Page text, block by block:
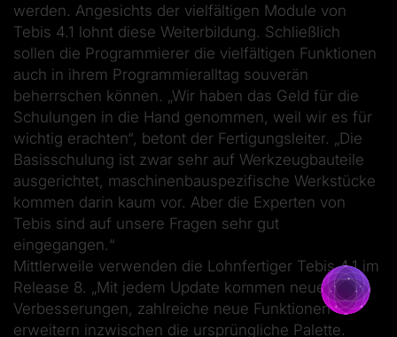
werden. Angesichts der vielfältigen Module von
Tebis 4.1 lohnt diese Weiterbildung. Schließlich
sollen die Programmierer die vielfältigen Funktionen
auch in ihrem Programmieralltag souverän
beherrschen können. „Wir haben das Geld für die
Schulungen in die Hand genommen, weil wir es für
wichtig erachten“, betont der Fertigungsleiter. „Die
Basisschulung ist zwar sehr auf Werkzeugbauteile
ausgerichtet, maschinenbauspezifische Werkstücke
kommen darin kaum vor. Aber die Experten von
Tebis sind auf unsere Fragen sehr gut
eingegangen.“
Mittlerweile verwenden die Lohnfertiger Tebis 4.1 im
Release 8. „Mit jedem Update kommen neue
Verbesserungen, zahlreiche neue Funktionen
erweitern inzwischen die ursprüngliche Palette.